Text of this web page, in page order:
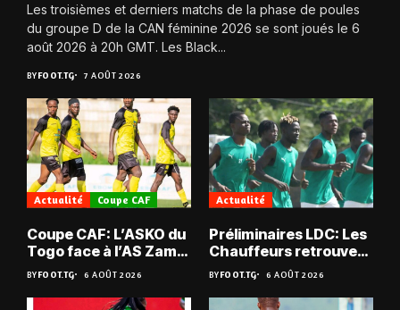
Les troisièmes et derniers matchs de la phase de poules
du groupe D de la CAN féminine 2026 se sont joués le 6
août 2026 à 20h GMT. Les Black...
BYFOOT.TG 7 AOÛT 2026
Actualité Coupe CAF
Coupe CAF: L’ASKO du
Togo face à l’AS Zam
du Niger
BYFOOT.TG 6 AOÛT 2026
Actualité
Préliminaires LDC: Les
Chauffeurs retrouvent
les Mimos
BYFOOT.TG 6 AOÛT 2026